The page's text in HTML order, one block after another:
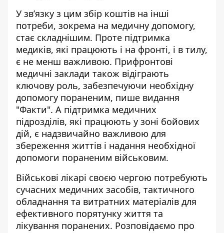
У зв’язку з цим збір коштів на інші
потреби, зокрема на медичну допомогу,
стає складнішим. Проте підтримка
медиків, які працюють і на фронті, і в тилу,
є не менш важливою. Прифронтові
медичні заклади також відіграють
ключову роль, забезпечуючи необхідну
допомогу пораненим, пише видання
"Факти". А підтримка медичних
підрозділів, які працюють у зоні бойових
дій, є надзвичайно важливою для
збереження життів і надання необхідної
допомоги пораненим військовим.
Військові лікарі своєю чергою потребують
сучасних медичних засобів, тактичного
обладнання та витратних матеріалів для
ефективного порятунку життя та
лікування поранених. Розповідаємо про